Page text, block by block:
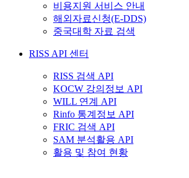
비용지원 서비스 안내
해외자료신청(E-DDS)
중국대학 자료 검색
RISS API 센터
RISS 검색 API
KOCW 강의정보 API
WILL 연계 API
Rinfo 통계정보 API
FRIC 검색 API
SAM 분석활용 API
활용 및 참여 현황